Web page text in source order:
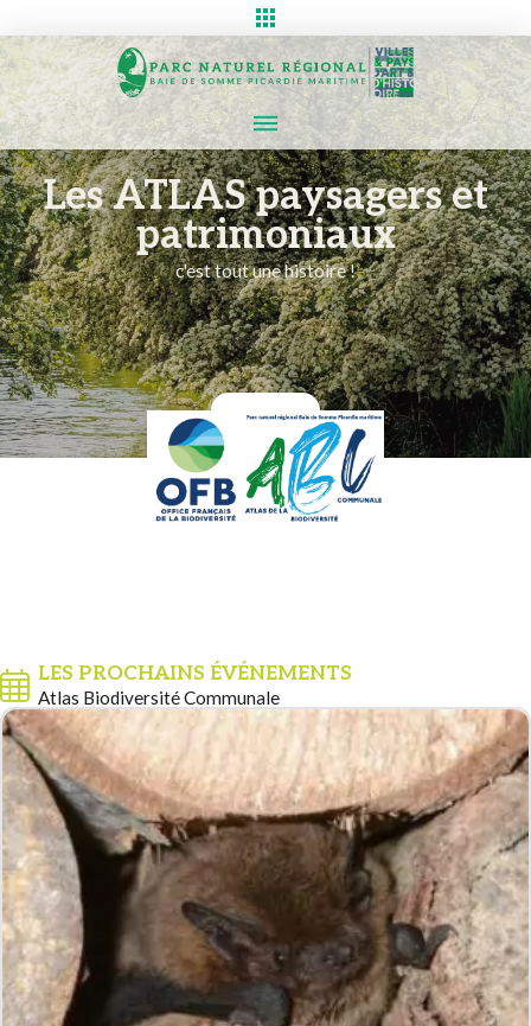
Les ATLAS paysagers et
patrimoniaux
c'est tout une histoire !
LES PROCHAINS ÉVÉNEMENTS
Atlas Biodiversité Communale